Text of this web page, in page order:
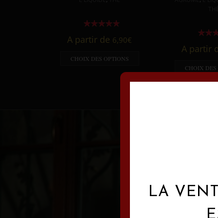
A partir de 6,90€
CHOIX DES OPTIONS
A partir
CHOIX DES
LA